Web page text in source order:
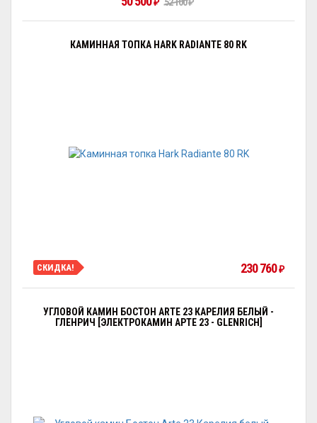
КАМИННАЯ ТОПКА HARK RADIANTE 80 RK
СКИДКА! 230 760₽
УГЛОВОЙ КАМИН БОСТОН ARTE 23 КАРЕЛИЯ БЕЛЫЙ -
ГЛЕНРИЧ [ЭЛЕКТРОКАМИН АРТЕ 23 - GLENRICH]